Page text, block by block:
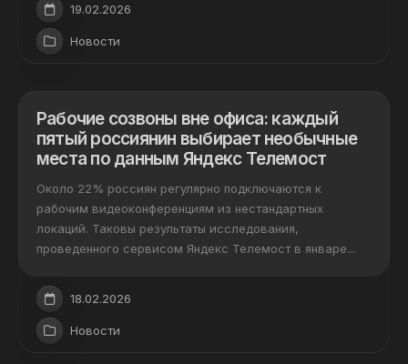
19.02.2026
Новости
Рабочие созвоны вне офиса: каждый
пятый россиянин выбирает необычные
места по данным Яндекс Телемост
Около 22% россиян регулярно подключаются к
рабочим видеоконференциям из нестандартных
локаций. Таковы результаты исследования,
проведенного сервисом Яндекс Телемост в январе...
18.02.2026
Новости